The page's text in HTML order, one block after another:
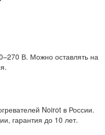
В. Можно оставлять на
Noirot в России.
гарантия до 10 лет.